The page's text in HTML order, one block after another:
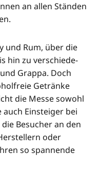
an allen Stän­den
und Rum, über die
hin zu ver­schie­de­
Grap­pa. Doch
Geträn­ke
die Mes­se sowohl
Ein­stei­ger bei
Besu­cher an den
oder
so span­nen­de